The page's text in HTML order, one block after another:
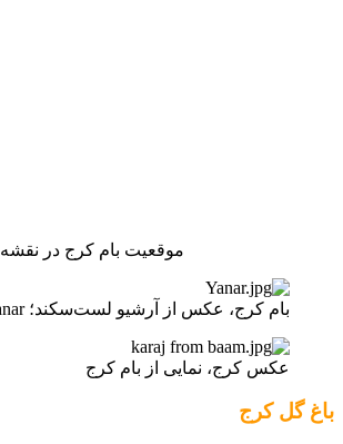
موقعیت بام کرج در نقشه
بام کرج، عکس از آرشیو لست‌سکند؛ Yanar
عکس کرج، نمایی از بام کرج
باغ گل کرج